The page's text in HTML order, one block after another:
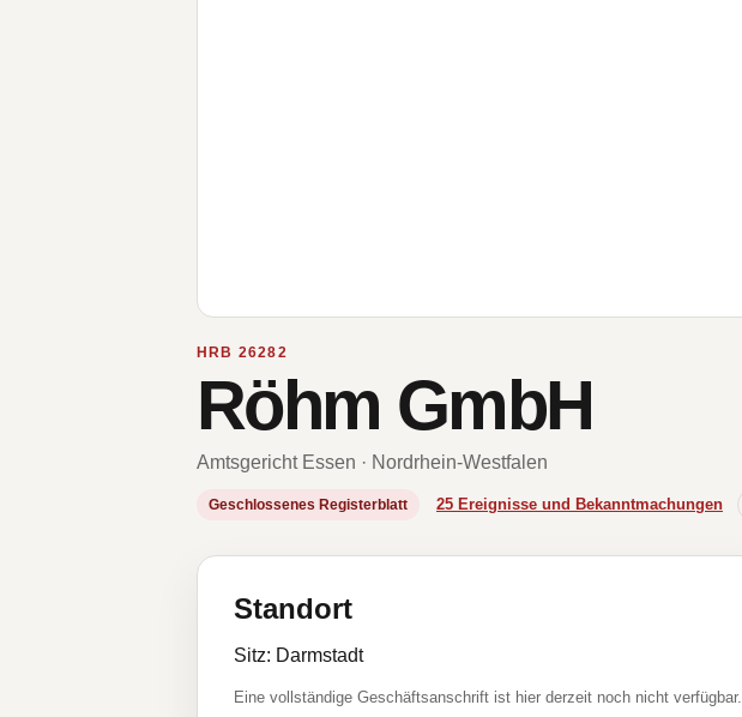
HRB 26282
Röhm GmbH
Amtsgericht Essen · Nordrhein-Westfalen
Geschlossenes Registerblatt 25 Ereignisse und Bekanntmachungen
Standort
Sitz: Darmstadt
Eine vollständige Geschäftsanschrift ist hier derzeit noch nicht verfügbar.